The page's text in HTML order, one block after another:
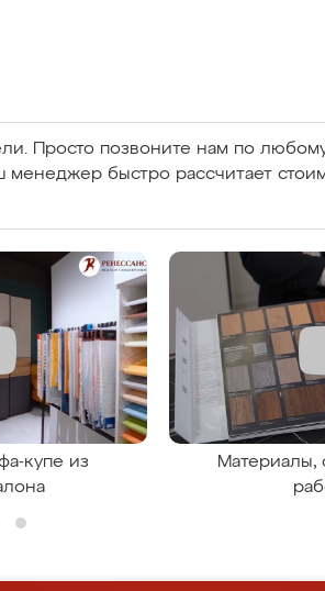
Просто позвоните нам по
менеджер быстро рассчитает
купе из
Материалы,